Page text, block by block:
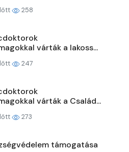
258
várták a lakoss...
247
várták a Család...
273
támogatása